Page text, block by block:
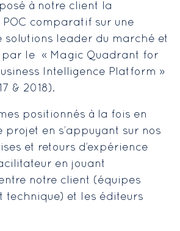
à notre client la
POC comparatif sur une
solutions leader du marché et
par le « Magic Quadrant for
Intelligence Platform »
& 2018).
positionnés à la fois en
projet en s’appuyant sur nos
et retours d’expérience
en jouant
notre client (équipes
technique) et les éditeurs